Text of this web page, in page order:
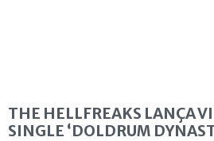
THE HELLFREAKS LANÇA
SINGLE ‘DOLDRUM